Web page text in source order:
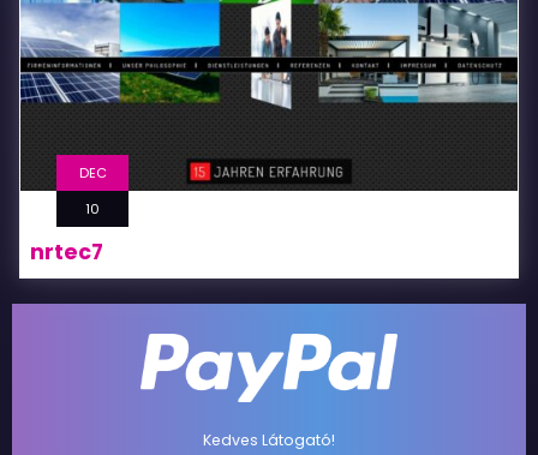
DEC
10
nrtec7
Kedves Látogató!